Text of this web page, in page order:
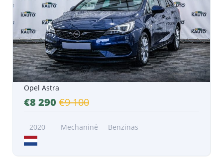
Opel Astra
€8 290 €9 100
2020 Mechaninė Benzinas